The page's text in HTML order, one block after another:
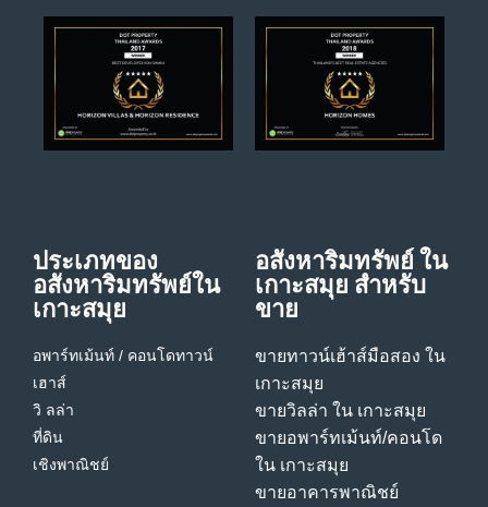
ประเภทของ
อสังหาริมทรัพย์ใน
เกาะสมุย
อพาร์ทเม้นท์ / คอนโดทาวน์
เฮาส์
วิ ลล่า
ที่ดิน
เชิงพาณิชย์
อสังหาริมทรัพย์ ใน
เกาะสมุย สําหรับ
ขาย
ขายทาวน์เฮ้าส์มือสอง ใน
เกาะสมุย
ขายวิลล่า ใน เกาะสมุย
ขายอพาร์ทเม้นท์/คอนโด
ใน เกาะสมุย
ขายอาคารพาณิชย์